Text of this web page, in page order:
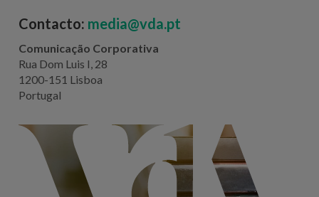
Contacto: media@vda.pt
Comunicação Corporativa
Rua Dom Luis I, 28
1200-151 Lisboa
Portugal